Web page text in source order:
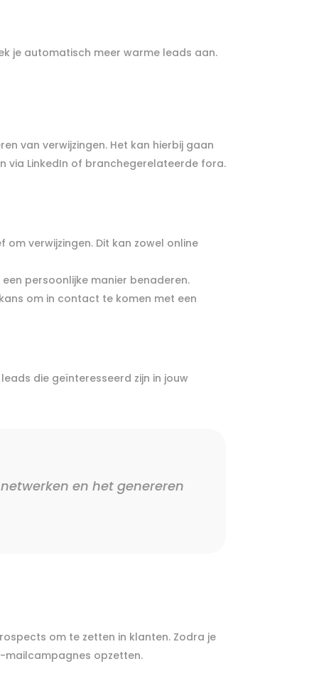
je automatisch meer warme leads aan.
van verwijzingen. Het kan hierbij gaan
via LinkedIn of branchegerelateerde fora.
verwijzingen. Dit kan zowel online
persoonlijke manier benaderen.
om in contact te komen met een
die geïnteresseerd zijn in jouw
en het genereren
om te zetten in klanten. Zodra je
mailcampagnes opzetten.